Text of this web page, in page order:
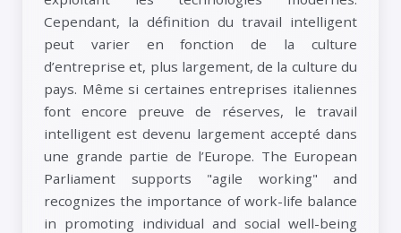
Cependant, la définition du travail intelligent
peut varier en fonction de la culture
d’entreprise et, plus largement, de la culture du
pays. Même si certaines entreprises italiennes
font encore preuve de réserves, le travail
intelligent est devenu largement accepté dans
une grande partie de l’Europe. The European
Parliament supports "agile working" and
recognizes the importance of work-life balance
in promoting individual and social well-being